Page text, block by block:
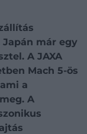
már egy
A JAXA
Mach 5-ös
a
A